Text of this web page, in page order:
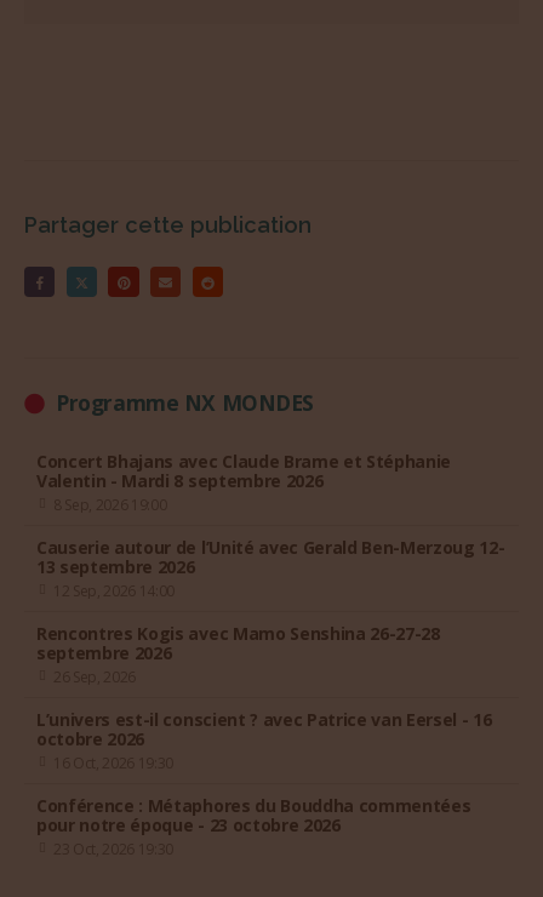
Partager cette publication
Programme NX MONDES
Concert Bhajans avec Claude Brame et Stéphanie
Valentin - Mardi 8 septembre 2026
Causerie autour de l’Unité avec Gerald Ben-Merzoug 12-
13 septembre 2026
Rencontres Kogis avec Mamo Senshina 26-27-28
septembre 2026
L’univers est-il conscient ? avec Patrice van Eersel - 16
octobre 2026
Conférence : Métaphores du Bouddha commentées
pour notre époque - 23 octobre 2026